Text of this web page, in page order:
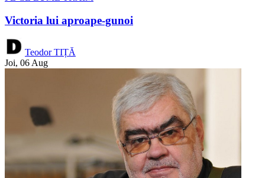
Victoria lui aproape-gunoi
Teodor TIȚĂ
Joi, 06 Aug